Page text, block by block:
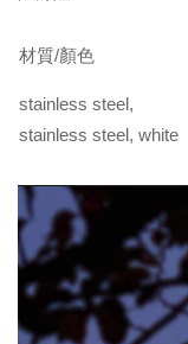
材質/顏色
stainless steel,
stainless steel, white